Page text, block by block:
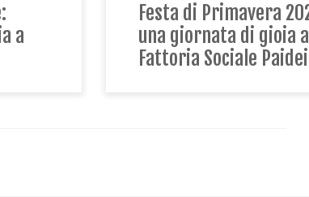
Caregiver familiari: in
Senato un incontro per
passare “dai bisogni ai